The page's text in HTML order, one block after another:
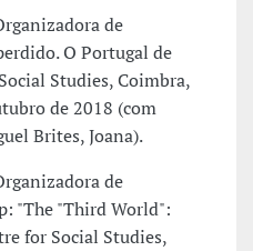
de
O Portugal de
Studies, Coimbra,
de 2018 (com
Brites, Joana).
de
"The "Third World":
for Social Studies,